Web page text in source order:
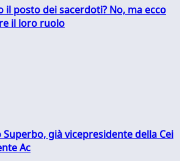
il posto dei sacerdoti? No, ma ecco
il loro ruolo
già vicepresidente della Cei
Ac